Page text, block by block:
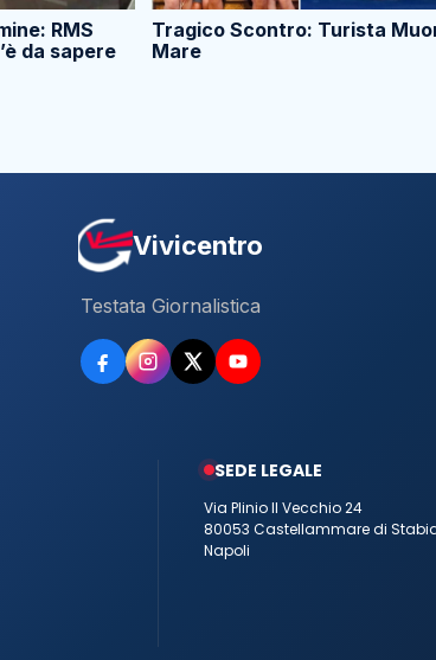
RMS
da sapere
Tragico Scontro: Turista
Mare
Vivicentro
Testata Giornalistica
SEDE LEGALE
Via Plinio Il Vecchio 24
80053 Castellammare di
Napoli